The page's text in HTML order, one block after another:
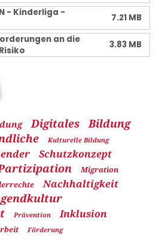
- Kinderliga -
7.21 MB
an die
3.83 MB
Digitales Bildung
Kulturelle Bildung
Schutzkonzept
Migration
Nachhaltigkeit
Prävention Inklusion
Förderung